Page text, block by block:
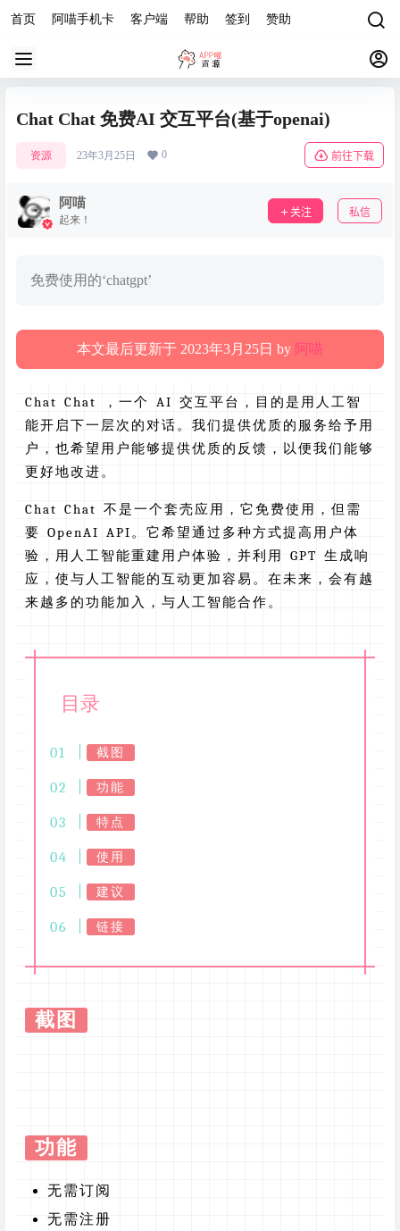
首页 阿喵手机卡 客户端 帮助 签到 赞助
Chat Chat 免费AI 交互平台(基于openai)
资源 23年3月25日 0 前往下载
阿喵
起来！
关注 私信
免费使用的‘chatgpt’
本文最后更新于 2023年3月25日 by 阿喵
Chat Chat ，一个 AI 交互平台，目的是用人工智
能开启下一层次的对话。我们提供优质的服务给予用
户，也希望用户能够提供优质的反馈，以便我们能够
更好地改进。
Chat Chat 不是一个套壳应用，它免费使用，但需
要 OpenAI API。它希望通过多种方式提高用户体
验，用人工智能重建用户体验，并利用 GPT 生成响
应，使与人工智能的互动更加容易。在未来，会有越
来越多的功能加入，与人工智能合作。
目录
截图
功能
特点
使用
建议
链接
截图
功能
无需订阅
无需注册